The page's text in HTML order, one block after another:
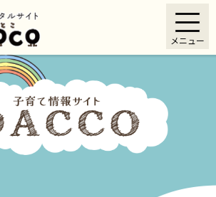
メニューを飛ばして本文へ
メニュー